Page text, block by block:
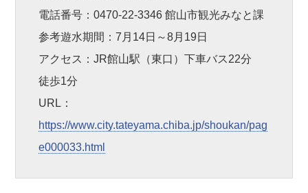
電話番号：0470-22-3346 館山市観光みなと課
参考遊水期間：7月14日～8月19日
アクセス：JR館山駅（東口）下車バス22分
徒歩1分
URL：
https://www.city.tateyama.chiba.jp/shoukan/pag
e000033.html